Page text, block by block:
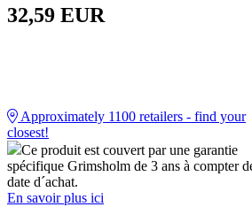
32,59 EUR
Approximately 1100 retailers - find your
closest!
Ce produit est couvert par une garantie
spécifique Grimsholm de 3 ans à compter
date d´achat.
En savoir plus ici